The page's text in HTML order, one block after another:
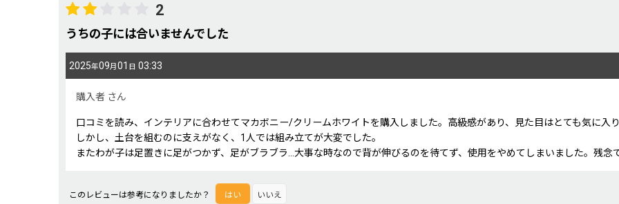
2
うちの子には合いませんでした
2025年09月 01 日 03:33
購入者 さん
口コミを読み、インテリアに合わせてマカボニー/クリームホワイトを購入しました。高級感があり、見た目はとても気に入り
しかし、土台を組むのに支えがなく、1人では組み立てが大変でした。
またわが子は足置きに足がつかず、足がブラブラ…大事な時なので背が伸びるのを待てず、使用をやめてしまいました。残念で
このレビューは参考になりましたか？ はい いいえ